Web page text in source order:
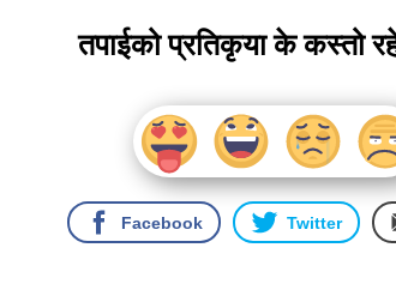
तपाईको प्रतिकृया के कस्तो
Facebook Twitter